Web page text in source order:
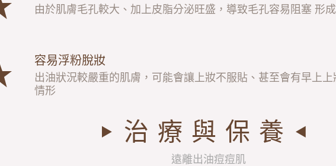
由於肌膚毛孔較大、加上皮脂分泌旺盛，導致毛孔容易阻塞 形
容易浮粉脫妝
出油狀況較嚴重的肌膚，可能會讓上妝不服貼、甚至會有早上
情形
治療與保養
遠離出油痘痘肌